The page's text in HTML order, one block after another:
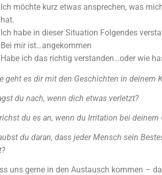
Ich möchte kurz etwas ansprechen, was
hat.
Ich habe in dieser Situation Folgendes
Bei mir ist…angekommen
Habe ich das richtig verstanden…oder wie
geht es dir mit den Geschichten in deinem
du nach, wenn dich etwas verletzt?
du es an, wenn du Irritation bei
du daran, dass jeder Mensch sein
uns gerne in den Austausch kommen –